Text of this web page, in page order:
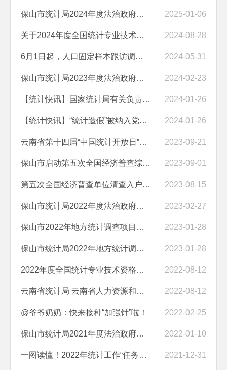
保山市统计局2024年度法治政府建设情况 2025-01-06
关于2024年度全国统计专业技术资格考试工作安排的通知 2024-08-28
6月1日起，人口固定样本跟访调查请您支持！ 2024-05-31
保山市统计局2023年度法治政府建设情况 2024-02-23
【统计快讯】国家统计局有关负责人就“统计造假”被纳入《中国共产党纪... 2024-01-26
【统计快讯】“统计造假”被纳入党的纪律处分条例处分范畴 2024-01-26
云南省第十四届“中国统计开放日”活动在我市启动 2023-09-21
保山市启动第五次全国经济普查综合试点和单位清查工作 2023-09-01
第五次全国经济普查单位清查入户即将开始 2023-08-15
保山市统计局2022年度法治政府建设情况报告 2023-02-27
保山市2022年地方统计调查项目主要内容 2023-01-28
保山市统计局2022年地方统计调查项目审批情况 2023-01-28
2022年度全国统计专业技术资格考试云南考区工作安排的公告 2022-08-12
云南省统计局 云南省人力资源和社会保障厅关于公布2021年度高级统计师资... 2022-08-12
@爷爷奶奶：快来接种“加强针”啦！ 2022-02-25
保山市统计局2021年度法治政府建设工作情况报告 2022-01-10
一图读懂！2022年统计工作“任务书”来啦！ 2021-12-31